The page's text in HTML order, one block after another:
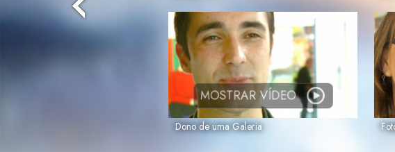
MOSTRAR VÍDEO
Dono de uma Galeria